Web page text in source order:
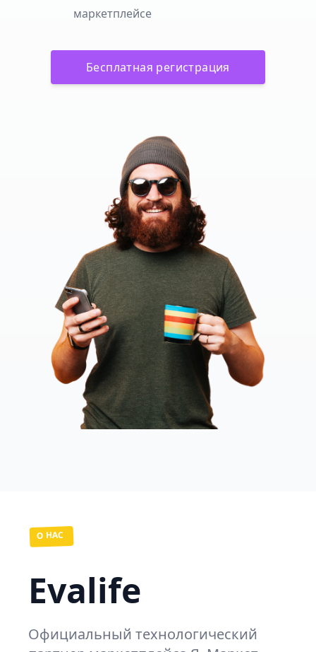
маркетплейсе
Бесплатная регистрация
О НАС
Evalife
Официальный технологический